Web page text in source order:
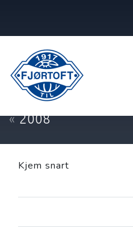
SPELARSTALL
«2008
Kjem snart